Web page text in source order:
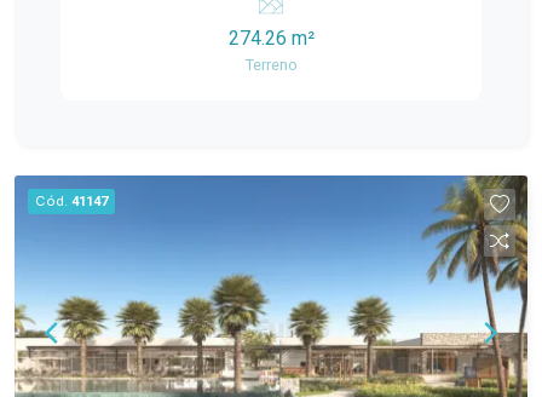
completa de lazer e segurança Qualidade de vida,
conforto e contato com a natureza Entre em
contato para mais informações e agende uma
274.26 m²
Terreno
Cód. 41147